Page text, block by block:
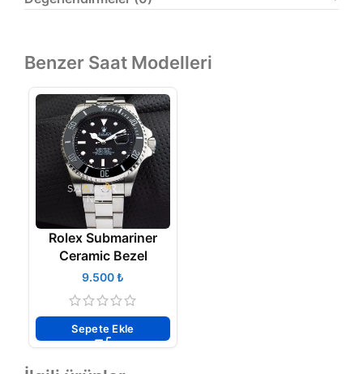
Benzer Saat Modelleri
Rolex Submariner
Ceramic Bezel
₺
Sepete Ekle